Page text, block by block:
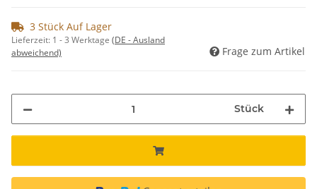
3 Stück Auf Lager
Lieferzeit: 1 - 3 Werktage (DE - Ausland
abweichend)
Frage zum Artikel
Stück